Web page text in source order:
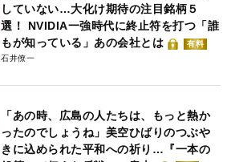
していない…大化け期待の注目銘柄５
選！ NVIDIA一強時代に終止符を打つ「誰
もが知っている」あの会社とは
有料
石井僚一
「あの時、広島の人たちは、もっと熱か
ったのでしょうね」美空ひばりのつぶや
きに込められた平和への祈り…『一本の